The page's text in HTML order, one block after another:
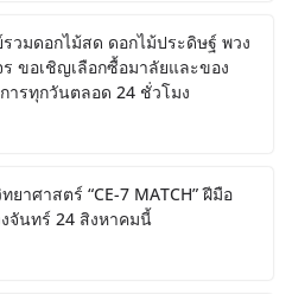
วมดอกไม้สด ดอกไม้ประดิษฐ์ พวง
ขอเชิญเลือกซื้อมาลัยและของ
รทุกวันตลอด 24 ชั่วโมง
าศาสตร์ “CE-7 MATCH” ฝีมือ
จันทร์ 24 สิงหาคมนี้